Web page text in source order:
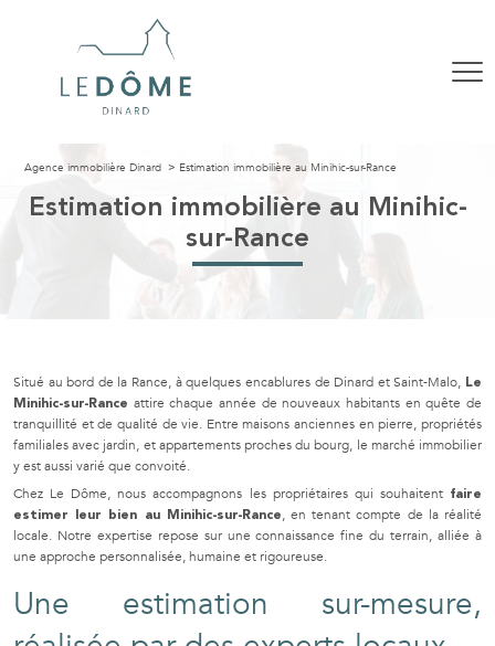
Agence immobilière Dinard Estimation immobilière au Minihic-sur-Rance
Estimation immobilière au Minihic-
sur-Rance
Situé au bord de la Rance, à quelques encablures de Dinard et Saint-Malo, Le
Minihic-sur-Rance attire chaque année de nouveaux habitants en quête de
tranquillité et de qualité de vie. Entre maisons anciennes en pierre, propriétés
familiales avec jardin, et appartements proches du bourg, le marché immobilier
y est aussi varié que convoité.
Chez Le Dôme, nous accompagnons les propriétaires qui souhaitent faire
estimer leur bien au Minihic-sur-Rance, en tenant compte de la réalité
locale. Notre expertise repose sur une connaissance fine du terrain, alliée à
une approche personnalisée, humaine et rigoureuse.
Une estimation sur-mesure,